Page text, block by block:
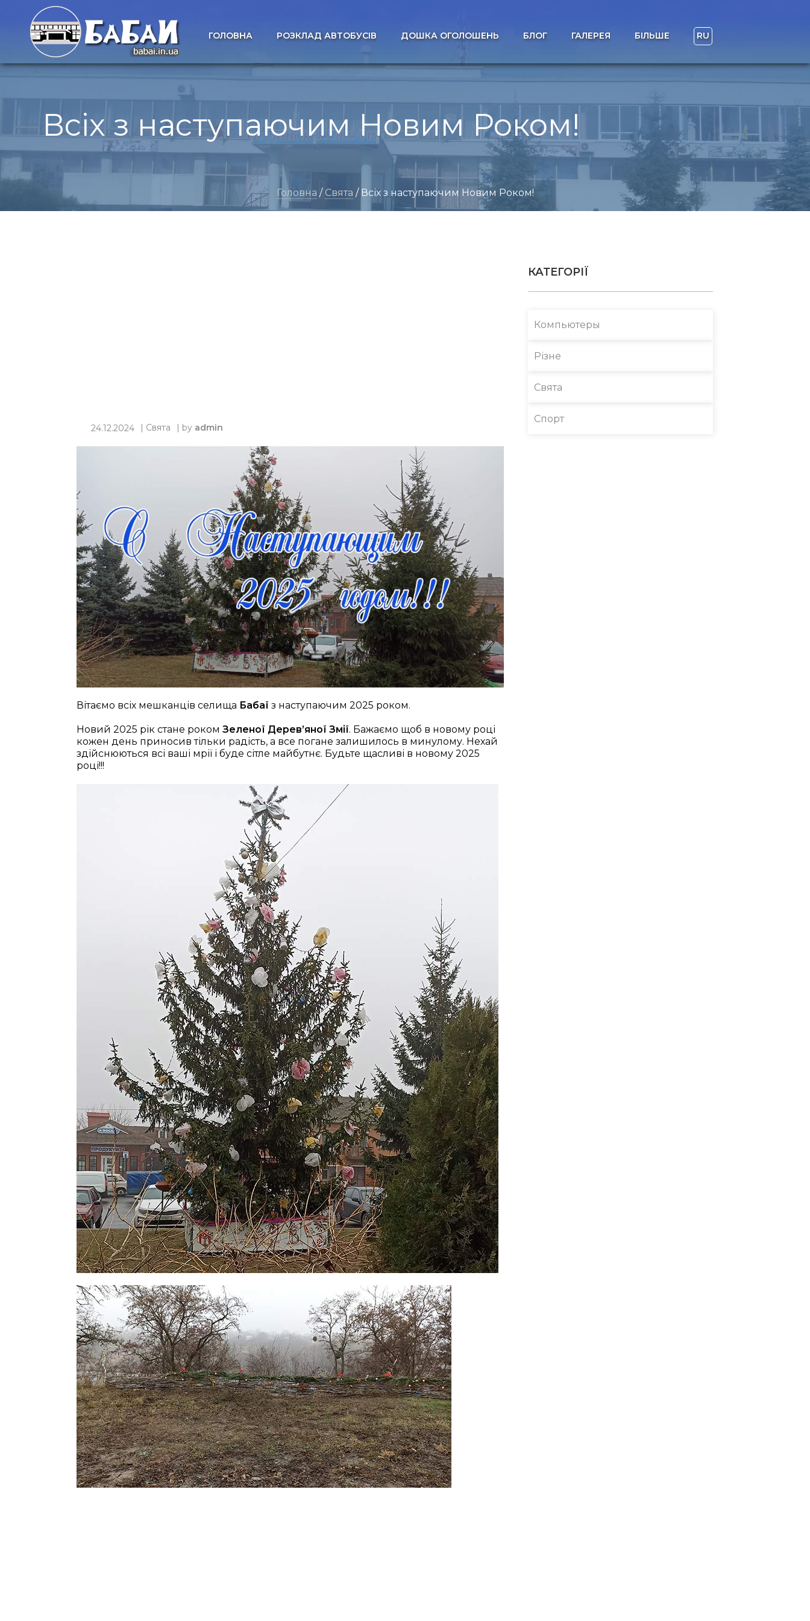
ГОЛОВНА РОЗКЛАД АВТОБУСІВ ДОШКА ОГОЛОШЕНЬ БЛОГ ГАЛЕРЕЯ БІЛЬШЕ RU
Всіх з наступаючим Новим Роком!
Головна / Свята / Всіх з наступаючим Новим Роком!
24.12.2024 | Свята | by admin
Вітаємо всіх мешканців селища Бабаї з наступаючим 2025 роком.
Новий 2025 рік стане роком Зеленої Дерев’яної Змії. Бажаємо щоб в новому році
кожен день приносив тільки радість, а все погане залишилось в минулому. Нехай
здійснюються всі ваші мрії і буде сітле майбутнє. Будьте щасливі в новому 2025
році!!!
КАТЕГОРІЇ
Компьютеры
Різне
Свята
Спорт